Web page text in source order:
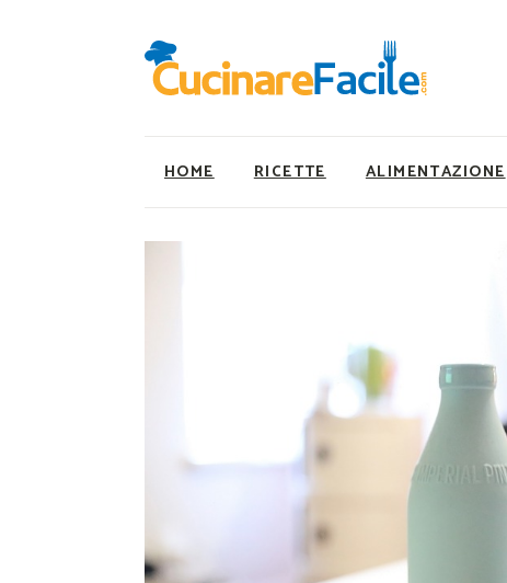
HOME RICETTE
Ricette Carne
Ricette Secondi
Ricette Pizze e Rustici
Ricette Contorni
Ricette Piatti unici
Ricette Pesce
ALIMENTAZIONE
Ricette Vegetariane
Ricette Vegane
Rumors